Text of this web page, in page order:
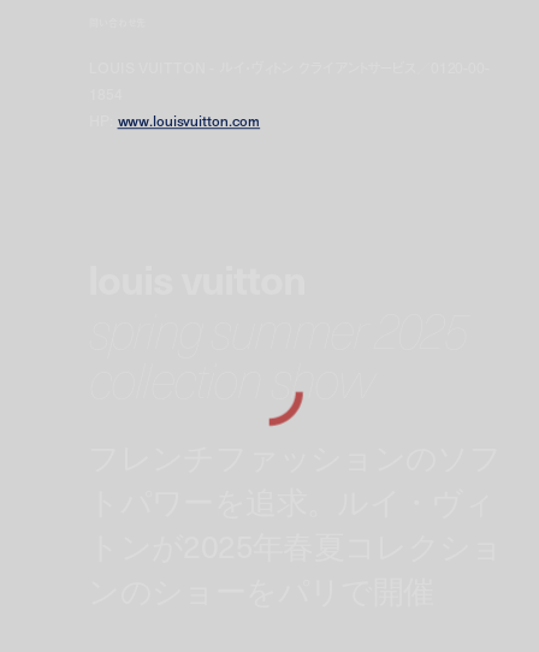
www.louisvuitton.com
collection show